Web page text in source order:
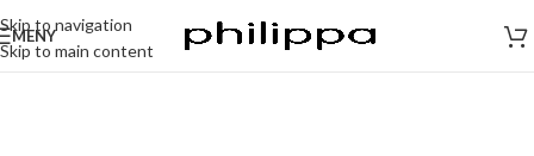
Skip to navigation
Skip to main content
MENY